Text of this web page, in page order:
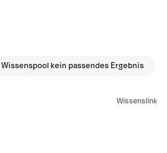
kein passendes Ergebnis
Wissenslink